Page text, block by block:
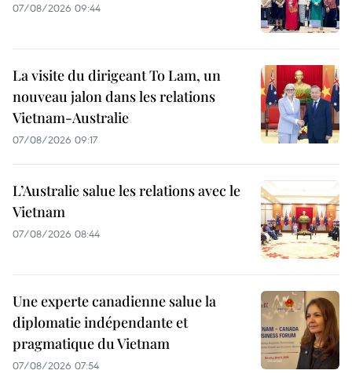
07/08/2026 09:44
La visite du dirigeant To Lam, un
nouveau jalon dans les relations
Vietnam-Australie
07/08/2026 09:17
L’Australie salue les relations avec le
Vietnam
07/08/2026 08:44
Une experte canadienne salue la
diplomatie indépendante et
pragmatique du Vietnam
07/08/2026 07:54